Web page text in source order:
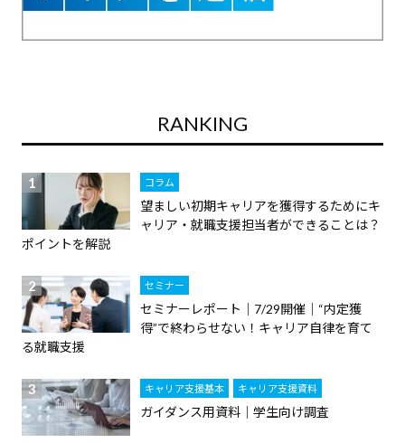
RANKING
コラム
望ましい初期キャリアを獲得するためにキ
ャリア・就職支援担当者ができることは？
ポイントを解説
セミナー
セミナーレポート｜7/29開催｜“内定獲
得”で終わらせない！キャリア自律を育て
る就職支援
キャリア支援基本 キャリア支援資料
ガイダンス用資料｜学生向け調査